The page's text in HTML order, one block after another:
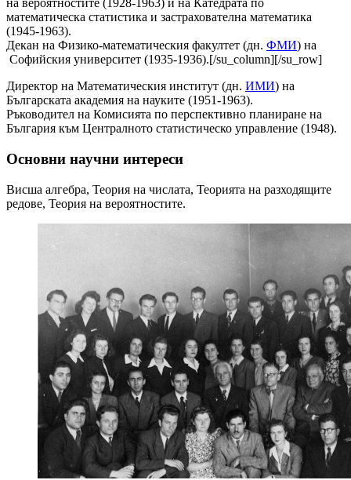
на вероятностите (1928-1963) и на Катедрата по
математическа статистика и застрахователна математика
(1945-1963).
Декан на Физико-математическия факултет (дн. ФМИ) на
Софийския университет (1935-1936).[/su_column][/su_row]
Директор на Математическия институт (дн. ИМИ) на
Българската академия на науките (1951-1963).
Ръководител на Комисията по перспективно планиране на
България към Централното статистическо управление (1948).
Основни научни интереси
Висша алгебра, Теория на числата, Теорията на разходящите
редове, Теория на вероятностите.